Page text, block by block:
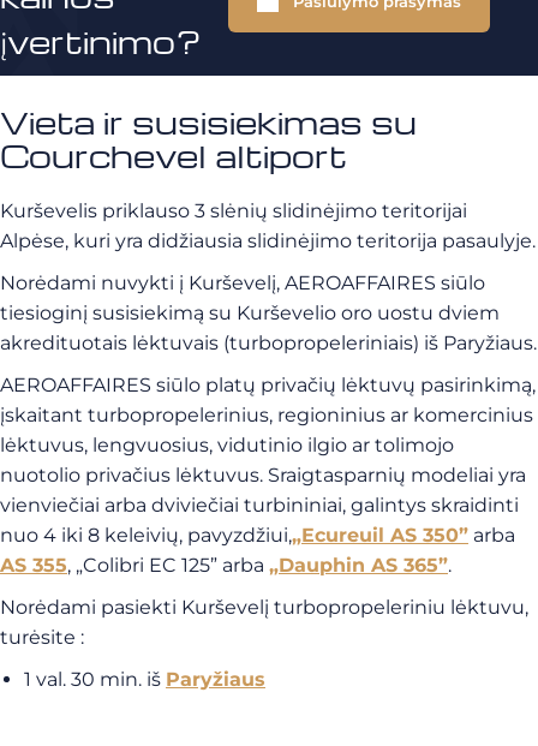
įvertinimo?
Vieta ir susisiekimas su
Courchevel altiport
Kurševelis priklauso 3 slėnių slidinėjimo teritorijai
Alpėse, kuri yra didžiausia slidinėjimo teritorija pasaulyje.
Norėdami nuvykti į Kurševelį, AEROAFFAIRES siūlo
tiesioginį susisiekimą su Kurševelio oro uostu dviem
akredituotais lėktuvais (turbopropeleriniais) iš Paryžiaus.
AEROAFFAIRES siūlo platų privačių lėktuvų pasirinkimą,
įskaitant turbopropelerinius, regioninius ar komercinius
lėktuvus, lengvuosius, vidutinio ilgio ar tolimojo
nuotolio privačius lėktuvus. Sraigtasparnių modeliai yra
vienviečiai arba dviviečiai turbininiai, galintys skraidinti
nuo 4 iki 8 keleivių, pavyzdžiui,„Ecureuil AS 350” arba
AS 355, „Colibri EC 125” arba „Dauphin AS 365”.
Norėdami pasiekti Kurševelį turbopropeleriniu lėktuvu,
turėsite :
1 val. 30 min. iš Paryžiaus